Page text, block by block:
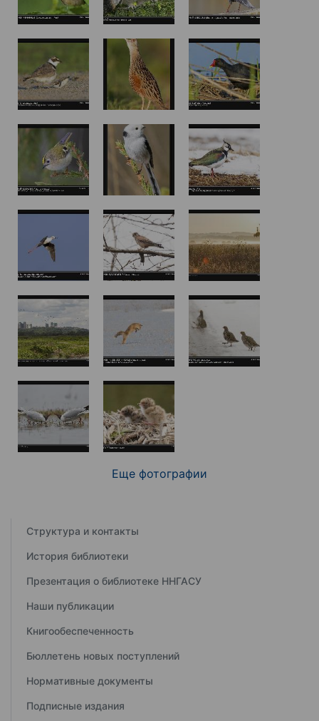
Еще фотографии
Структура и контакты
История библиотеки
Презентация о библиотеке ННГАСУ
Наши публикации
Книгообеспеченность
Бюллетень новых поступлений
Нормативные документы
Подписные издания